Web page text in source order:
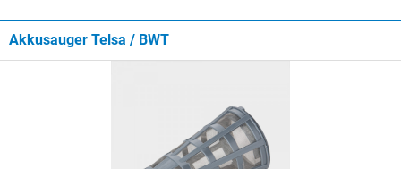
Akkusauger Telsa / BWT